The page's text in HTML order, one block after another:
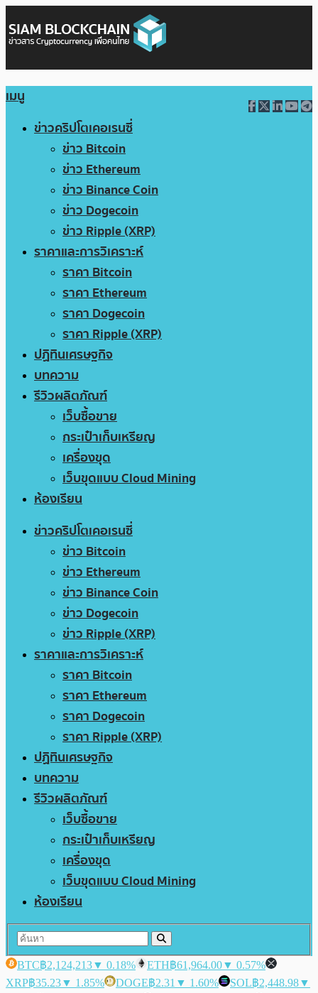
เมนู
ข่าวคริปโตเคอเรนซี่
ข่าว Bitcoin
ข่าว Ethereum
ข่าว Binance Coin
ข่าว Dogecoin
ข่าว Ripple (XRP)
ราคาและการวิเคราะห์
ราคา Bitcoin
ราคา Ethereum
ราคา Dogecoin
ราคา Ripple (XRP)
ปฏิทินเศรษฐกิจ
บทความ
รีวิวผลิตภัณฑ์
เว็บซื้อขาย
กระเป๋าเก็บเหรียญ
เครื่องขุด
เว็บขุดแบบ Cloud Mining
ห้องเรียน
ข่าวคริปโตเคอเรนซี่
ข่าว Bitcoin
ข่าว Ethereum
ข่าว Binance Coin
ข่าว Dogecoin
ข่าว Ripple (XRP)
ราคาและการวิเคราะห์
ราคา Bitcoin
ราคา Ethereum
ราคา Dogecoin
ราคา Ripple (XRP)
ปฏิทินเศรษฐกิจ
บทความ
รีวิวผลิตภัณฑ์
เว็บซื้อขาย
กระเป๋าเก็บเหรียญ
เครื่องขุด
เว็บขุดแบบ Cloud Mining
ห้องเรียน
BTC฿2,124,213▼ 0.18% ETH฿61,964.00▼ 0.57%
XRP฿35.23▼ 1.85% DOGE฿2.31 ▼ 1.60% SOL฿2,448.98▼